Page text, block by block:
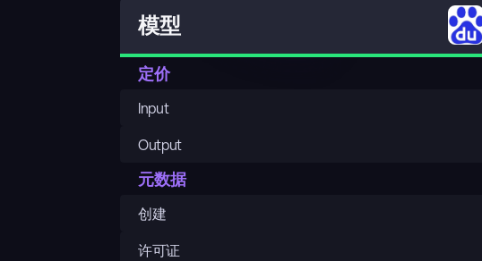
模型
定价
Input
Output
元数据
创建
许可证